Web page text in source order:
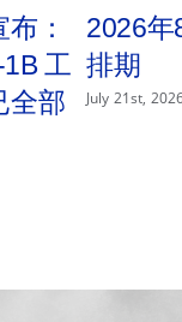
请
的
特
别
处
：
工
全部
2026年
排期
July 21st,